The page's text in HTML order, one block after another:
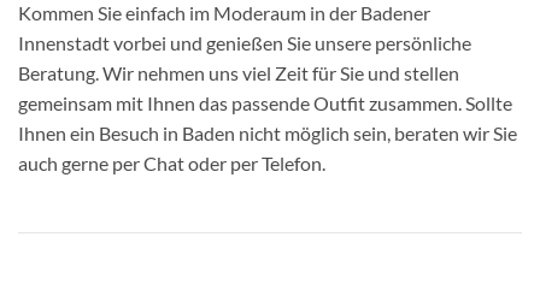
Kommen Sie einfach im Moderaum in der Badener
Innenstadt vorbei und genießen Sie unsere persönliche
Beratung. Wir nehmen uns viel Zeit für Sie und stellen
gemeinsam mit Ihnen das passende Outfit zusammen. Sollte
Ihnen ein Besuch in Baden nicht möglich sein, beraten wir Sie
auch gerne per Chat oder per Telefon.